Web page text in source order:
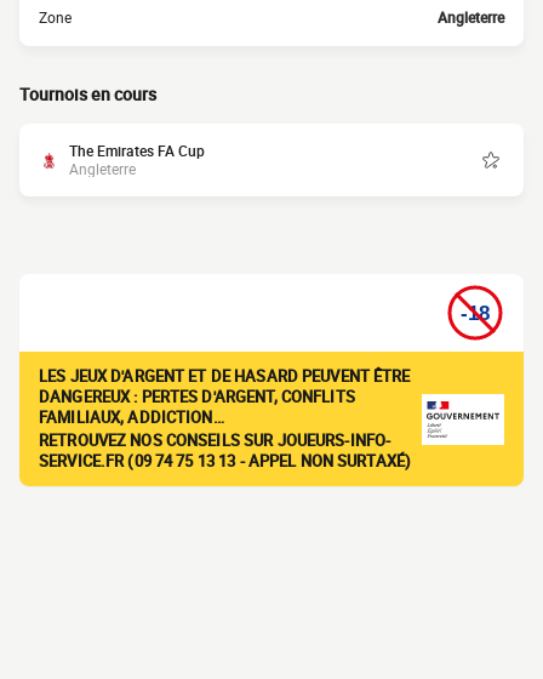
Zone Angleterre
Tournois en cours
The Emirates FA Cup
Angleterre
LES JEUX D'ARGENT ET DE HASARD PEUVENT ÊTRE
DANGEREUX : PERTES D'ARGENT, CONFLITS
FAMILIAUX, ADDICTION…
RETROUVEZ NOS CONSEILS SUR JOUEURS-INFO-
SERVICE.FR (09 74 75 13 13 - APPEL NON SURTAXÉ)